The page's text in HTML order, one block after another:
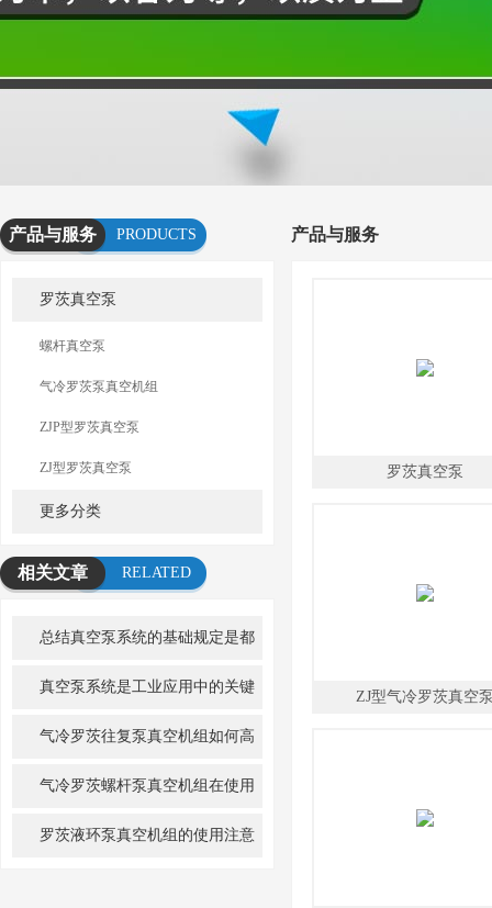
产品与服务
PRODUCTS
罗茨真空泵
螺杆真空泵
气冷罗茨泵真空机组
ZJP型罗茨真空泵
ZJ型罗茨真空泵
更多分类
相关文章
RELATED
总结真空泵系统的基础规定是都
有哪些?
真空泵系统是工业应用中的关键
组成部分
气冷罗茨往复泵真空机组如何高
效真空运作？探索！
气冷罗茨螺杆泵真空机组在使用
中要加强维护工作
罗茨液环泵真空机组的使用注意
产品与服务
罗茨真空泵
ZJ型气冷罗茨真空